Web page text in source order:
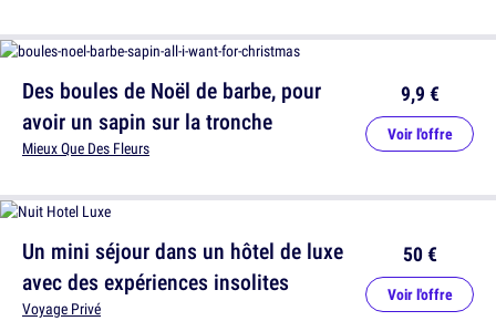
Des boules de Noël de barbe, pour
avoir un sapin sur la tronche
Mieux Que Des Fleurs
9,9 €
Voir l'offre
Un mini séjour dans un hôtel de luxe
avec des expériences insolites
Voyage Privé
50 €
Voir l'offre